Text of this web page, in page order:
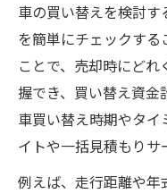
車の買い替えを検討
を簡単にチェックす
ことで、売却時にど
握でき、買い替え資金
車買い替え時期やタ
イトや一括見積もりサ
例えば、走行距離や